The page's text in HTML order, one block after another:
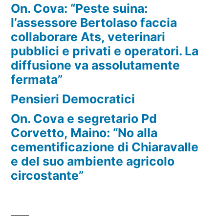
On. Cova: “Peste suina:
l’assessore Bertolaso faccia
collaborare Ats, veterinari
pubblici e privati e operatori. La
diffusione va assolutamente
fermata”
Pensieri Democratici
On. Cova e segretario Pd
Corvetto, Maino: “No alla
cementificazione di Chiaravalle
e del suo ambiente agricolo
circostante”